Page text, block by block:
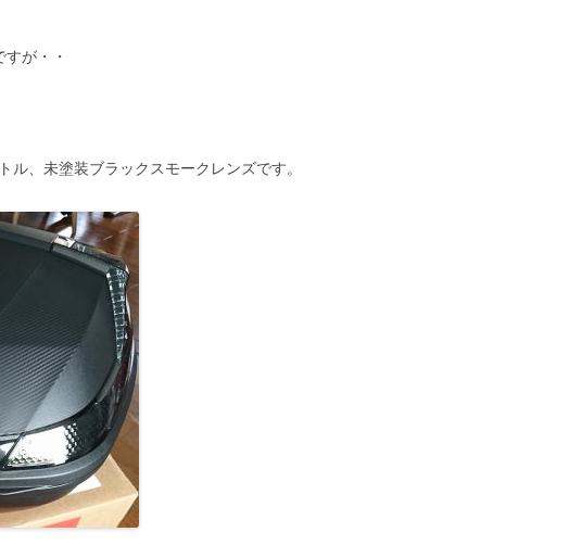
が・・
ル、未塗装ブラックスモークレンズです。